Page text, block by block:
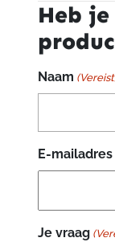
Heb
Naam
E-mailadres
Je vraag